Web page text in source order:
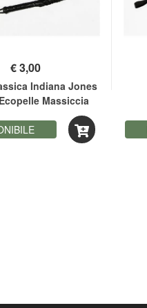
€3,00
Indiana Jones
Massiccia